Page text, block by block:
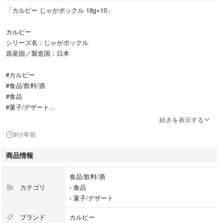
「カルビー じゃがポックル 18g×10」
カルビー
シリーズ名：じゃがポックル
原産国／製造国：日本
#カルビー
#食品/飲料/酒
#食品
#菓子/デザート
北海道を味わって下さい😊
賞味期限は９月末どすえ❤️
続きを表示する
約1年前
商品情報
カテゴリ
食品/飲料/酒
› 食品
› 菓子/デザート
ブランド カルビー